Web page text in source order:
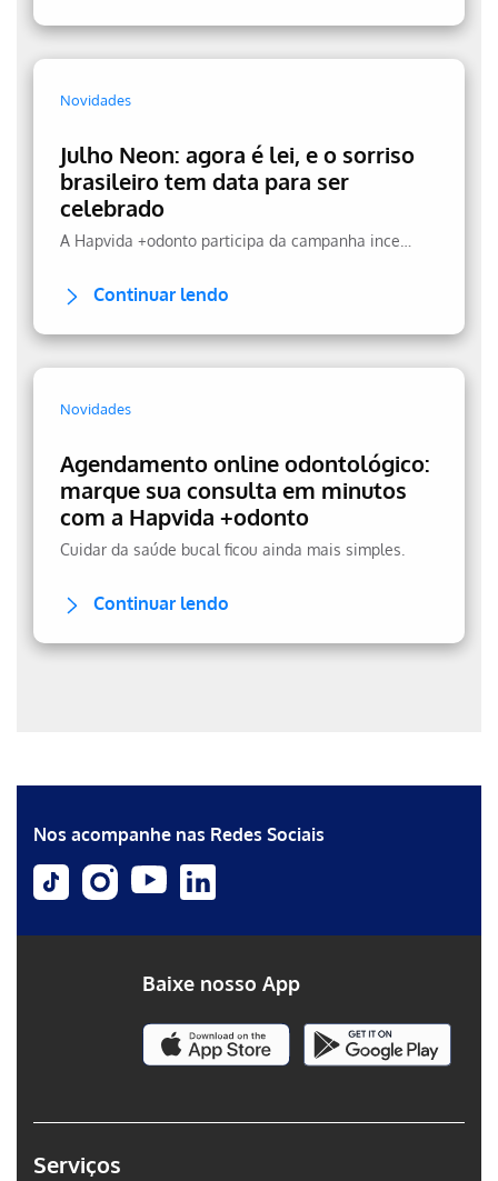
Novidades
Julho Neon: agora é lei, e o sorriso
brasileiro tem data para ser
celebrado
Continuar lendo
Novidades
Agendamento online odontológico:
marque sua consulta em minutos
com a Hapvida +odonto
Cuidar da saúde bucal ficou ainda mais simples.
Continuar lendo
Nos acompanhe nas Redes Sociais
Serviços
Baixe nosso App